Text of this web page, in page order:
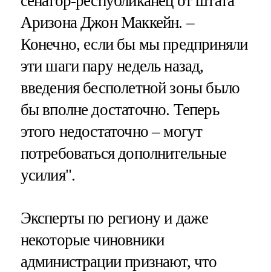
Аризона Джон Маккейн. –
Конечно, если бы мы предприняли
эти шаги пару недель назад,
введения бесполетной зоны было
бы вполне достаточно. Теперь
этого недостаточно – могут
потребоваться дополнительные
усилия".
Эксперты по региону и даже
некоторые чиновники
администрации признают, что